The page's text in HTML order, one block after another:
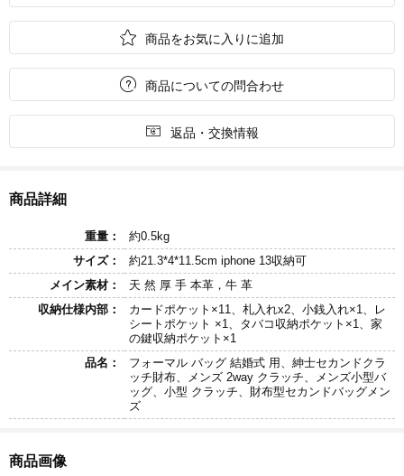
 商品をお気に入りに追加
 商品についての問合わせ
 返品・交換情報
商品詳細
重量：
約0.5kg
サイズ：
約21.3*4*11.5cm iphone 13収納可
メイン素材：
天 然 厚 手 本革，牛 革
収納仕様内部：
カードポケット×11、札入れx2、小銭入れ×1、レ
シートポケット ×1、タバコ収納ポケット×1、家
の鍵収納ポケット×1
品名：
フォーマル バッグ 結婚式 用、紳士セカンドクラ
ッチ財布、メンズ 2way クラッチ、メンズ小型バ
ッグ、小型 クラッチ、財布型セカンドバッグメン
ズ
商品画像